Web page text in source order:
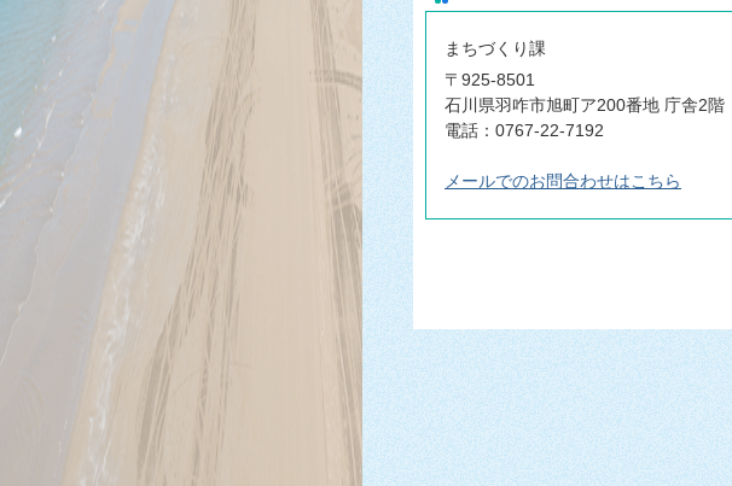
まちづくり課
〒925-8501
石川県羽咋市旭町ア200番地 庁舎2階
電話：0767-22-7192
メールでのお問合わせはこちら